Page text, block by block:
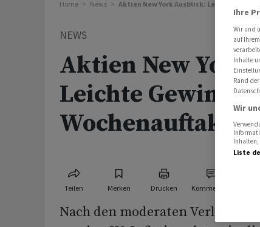
Home News Aktien New York Ausblick: Leichte
NEWS
Aktien New York
Leichte Gewinne
Wochenauftakt
Teilen Merken Drucken Kommentare
Nach den moderaten Verlusten
Ihre
Wir und
auf
Inhalte
Rand
Wir
Inhalten,
Liste